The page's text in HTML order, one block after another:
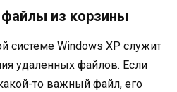
файлы из корзины
системе Windows XP служит
удаленных файлов. Если
то важный файл, его